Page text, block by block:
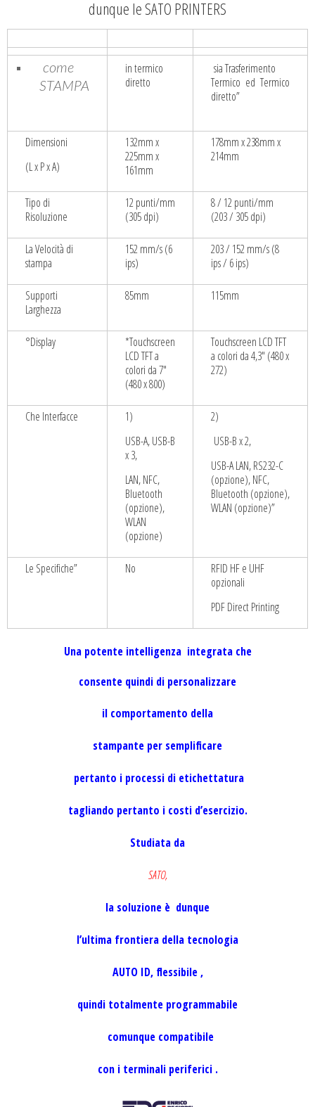
dunque le SATO PRINTERS
come
STAMPA
in termico
diretto
sia Trasferimento
Termico ed Termico
diretto”
Dimensioni
(L x P x A)
132mm x
225mm x
161mm
178mm x 238mm x
214mm
Tipo di
Risoluzione
12 punti/mm
(305 dpi)
8 / 12 punti/mm
(203 / 305 dpi)
La Velocità di
stampa
152 mm/s (6
ips)
203 / 152 mm/s (8
ips / 6 ips)
Supporti
Larghezza
85mm 115mm
°Display
*Touchscreen
LCD TFT a
colori da 7″
(480 x 800)
Touchscreen LCD TFT
a colori da 4,3″ (480 x
272)
Che Interfacce
1)
USB-A, USB-B
x 3,
LAN, NFC,
Bluetooth
(opzione),
WLAN
(opzione)
2)
USB-B x 2,
USB-A LAN, RS232-C
(opzione), NFC,
Bluetooth (opzione),
WLAN (opzione)”
Le Specifiche” No
RFID HF e UHF
opzionali
PDF Direct Printing
Una potente intelligenza integrata che
consente quindi di personalizzare
il comportamento della
stampante per semplificare
pertanto i processi di etichettatura
tagliando pertanto i costi d’esercizio.
Studiata da
SATO,
la soluzione è dunque
l’ultima frontiera della tecnologia
AUTO ID, flessibile ,
quindi totalmente programmabile
comunque compatibile
con i terminali periferici .